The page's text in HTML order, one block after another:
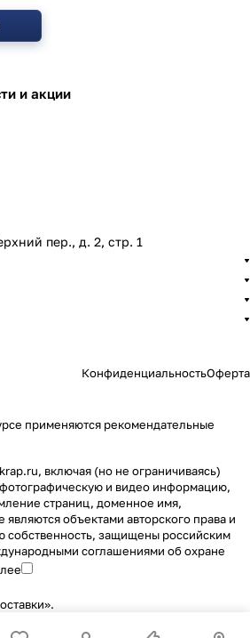
и акции
пер., д. 2, стр. 1
КонфиденциальностьОферта
применяются рекомендательные
включая (но не ограничиваясь)
и видео информацию,
страниц, доменное имя,
объектами авторского права и
собственность, защищены российским
соглашениями об охране